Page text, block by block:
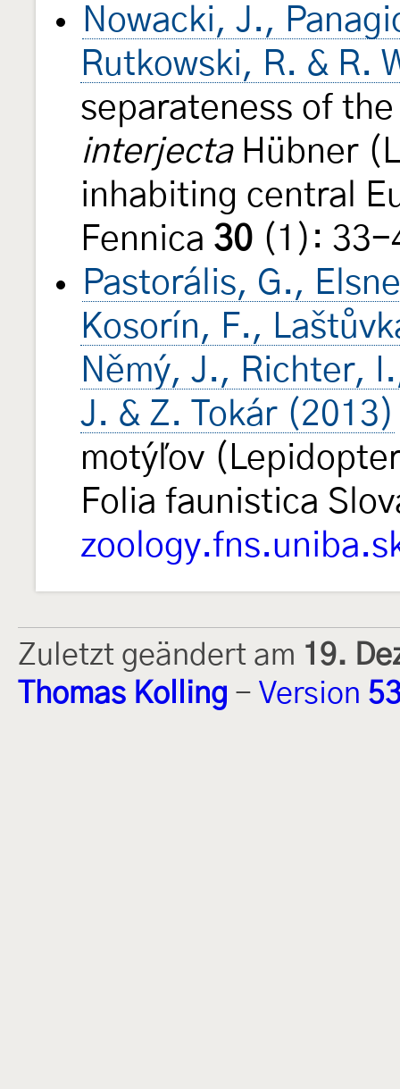
Nowacki, J.,
Rutkowski, R. & R.
separateness of
interjectaHübner
inhabiting central
Fennica 30 (1):
Pastorális, G.,
Kosorín, F.,
Němý, J., Richter,
J. & Z. Tokár (2013)
motýľov
Folia faunistica
Zuletzt geändert am 19.
Thomas Kolling - Version